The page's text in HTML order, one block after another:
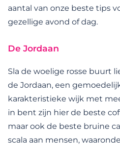
aantal van onze beste tips
gezellige avond of dag.
De Jordaan
Sla de woelige rosse buurt
de Jordaan, een
karakteristieke wijk met
in bent zijn hier de beste
maar ook de beste bruine
scala aan mensen,